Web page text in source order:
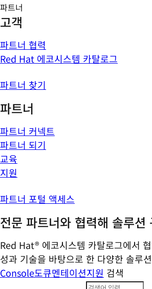
파트너
고객
파트너 협력
Red Hat 에코시스템 카탈로그
파트너 찾기
파트너
파트너 커넥트
파트너 되기
교육
지원
파트너 포털 액세스
전문 파트너와 협력해 솔루션
Red Hat® 에코시스템 카탈로그에서
성과 기술을 바탕으로 한 다양한 솔루
Console도큐멘테이션지원 검색